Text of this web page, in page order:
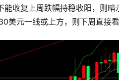
能收复上周跌幅持稳收阳，则
美元一线或上方，则下周直接